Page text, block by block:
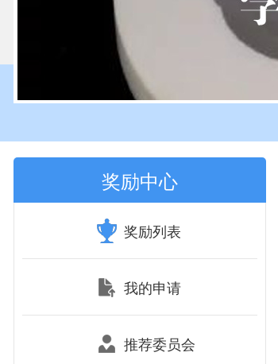
奖励中心
奖励列表
我的申请
推荐委员会